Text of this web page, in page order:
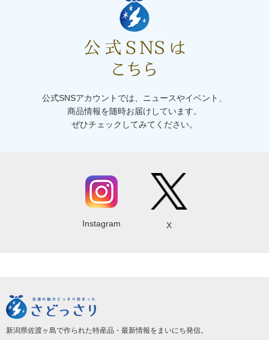
公式SNSアカウントでは、ニュースやイベント、
商品情報を随時お届けしています。
ぜひチェックしてみてください。
Instagram X
新潟県佐渡ヶ島で作られた特産品・最新情報をまいにち発信。